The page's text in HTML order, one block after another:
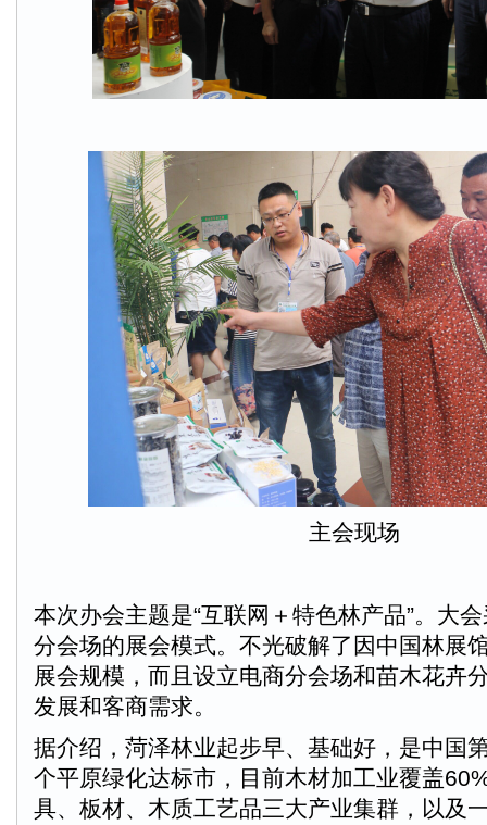
主会现场
本次办会主题是“互联网＋特色林产品”。大
分会场的展会模式。不光破解了因中国林展
展会规模，而且设立电商分会场和苗木花卉
发展和客商需求。
据介绍，菏泽林业起步早、基础好，是中国
个平原绿化达标市，目前木材加工业覆盖
具、板材、木质工艺品三大产业集群，以及